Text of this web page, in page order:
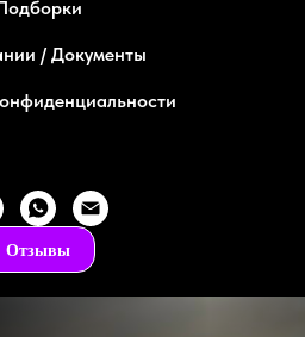
/ Документы
Отзывы